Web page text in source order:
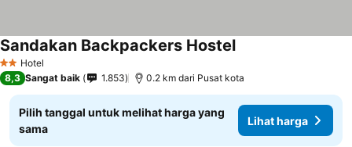
2 Bintang
Hotel
Sandakan Backpackers HostelLihat harga
8,3 Sangat baik 1.853 0.2 km dari Pusat kota
Pilih tanggal untuk melihat harga yang
sama
Lihat harga